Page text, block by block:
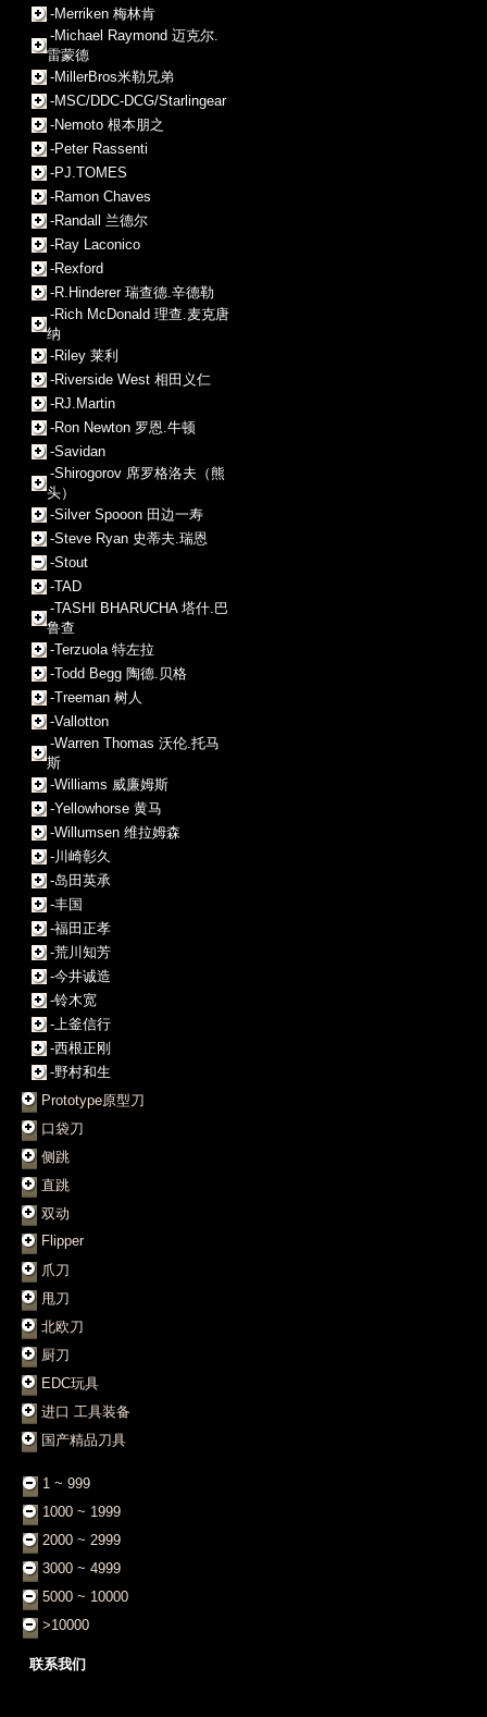
-Merriken 梅林肯
-Michael Raymond 迈克尔.
雷蒙德
-MillerBros米勒兄弟
-MSC/DDC-DCG/Starlingear
-Nemoto 根本朋之
-Peter Rassenti
-PJ.TOMES
-Ramon Chaves
-Randall 兰德尔
-Ray Laconico
-Rexford
-R.Hinderer 瑞查德.辛德勒
-Rich McDonald 理查.麦克唐
纳
-Riley 莱利
-Riverside West 相田义仁
-RJ.Martin
-Ron Newton 罗恩.牛顿
-Savidan
-Shirogorov 席罗格洛夫（熊
头）
-Silver Spooon 田边一寿
-Steve Ryan 史蒂夫.瑞恩
-Stout
-TAD
-TASHI BHARUCHA 塔什.巴
鲁查
-Terzuola 特左拉
-Todd Begg 陶德.贝格
-Treeman 树人
-Vallotton
-Warren Thomas 沃伦.托马
斯
-Williams 威廉姆斯
-Yellowhorse 黄马
-Willumsen 维拉姆森
-川崎彰久
-岛田英承
-丰国
-福田正孝
-荒川知芳
-今井诚造
-铃木宽
-上釜信行
-西根正刚
-野村和生
Prototype原型刀
口袋刀
侧跳
直跳
双动
Flipper
爪刀
甩刀
北欧刀
厨刀
EDC玩具
进口 工具装备
国产精品刀具
1 ~ 999
1000 ~ 1999
2000 ~ 2999
3000 ~ 4999
5000 ~ 10000
>10000
联系我们